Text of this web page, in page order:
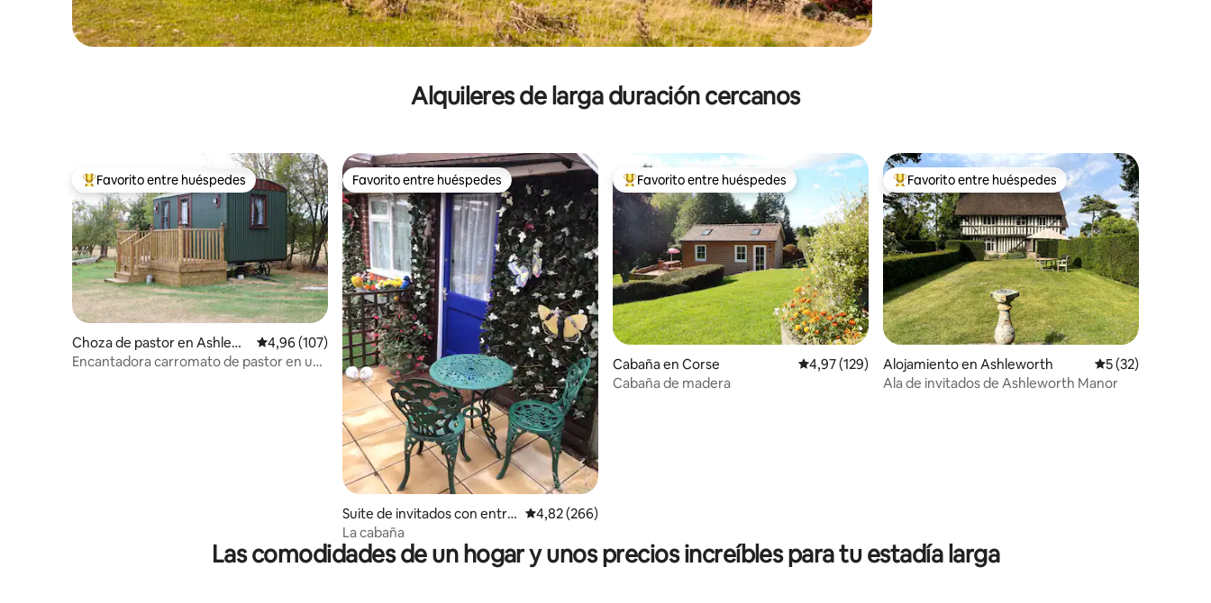
Alquileres de larga duración cercanos
Favorito entre los huéspedes más destacados
Favorito entre huéspedes
Choza de pastor en Ashlew
orth
Calificación promedio: 4,96 de 5. 107 evaluaciones
4,96 (107)
Encantadora carromato de pastor en una
Favorito entre huéspedes
Favorito entre huéspedes
Suite de invitados con entra
da independiente en Hartpu
ry
Calificación promedio: 4,82 de 5. 266 evaluaciones
4,82 (266)
La cabaña
Favorito entre los huéspedes más destacados
Favorito entre huéspedes
Cabaña en Corse Calificación promedio: 4,97 de 5. 129 evaluaciones
4,97 (129)
Cabaña de madera
Favorito entre los huéspedes más destacados
Favorito entre huéspedes
Alojamiento en Ashleworth Calificación
5 (32)
Ala de invitados de Ashleworth Manor
Las comodidades de un hogar y unos precios increíbles para tu estadía larga